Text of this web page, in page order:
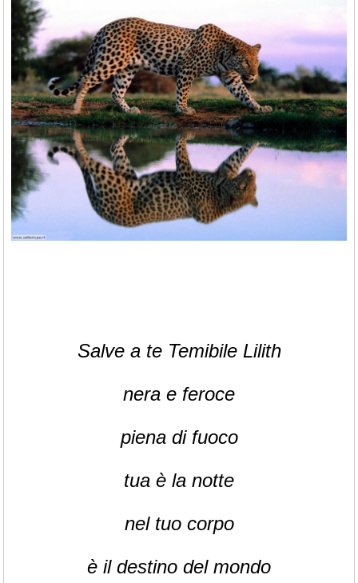
Salve a te Temibile Lilith
nera e feroce
piena di fuoco
tua è la notte
nel tuo corpo
è il destino del mondo